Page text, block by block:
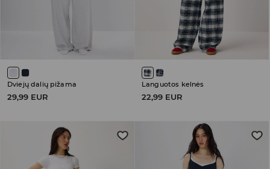
Dviejų dalių pižama
29,99 EUR
Languotos kelnės
22,99 EUR